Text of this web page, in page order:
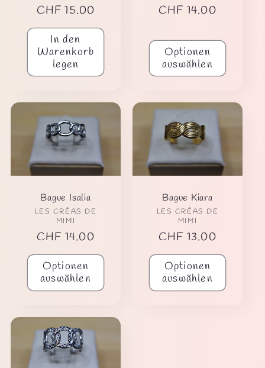
Normaler
Preis
CHF 15.00
In den
Warenkorb
legen
Normaler
CHF 14.00
Optionen
auswählen
Bague Isalia
Anbieter:
LES CRÉAS DE
MIMI
Normaler
Preis
CHF 14.00
Optionen
auswählen
Bague Kiara
Anbieter:
LES CRÉAS DE
MIMI
Normaler
Preis
CHF 13.00
Optionen
auswählen